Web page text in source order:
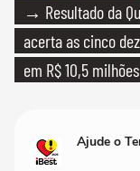
→ Resultado da
acerta as cinco
em R$ 10,5 milhões
Ajude o